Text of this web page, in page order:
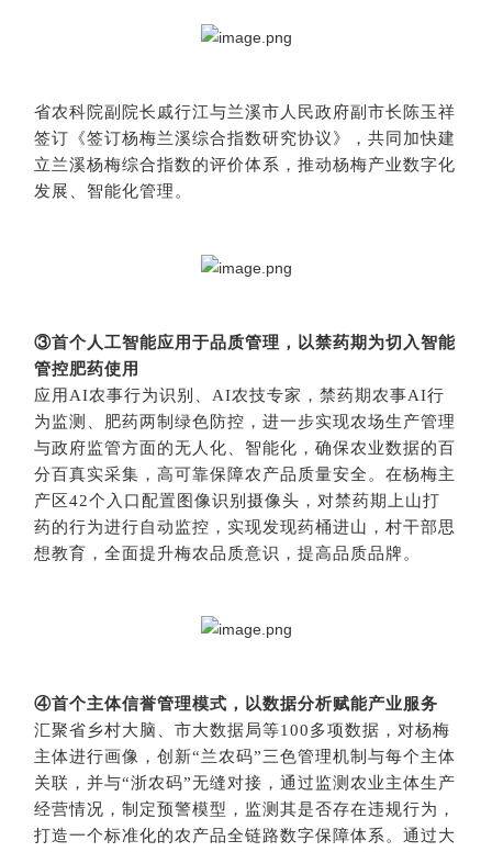
省农科院副院长戚行江与兰溪市人民政府副市长陈玉祥
签订《签订杨梅兰溪综合指数研究协议》，共同加快建
立兰溪杨梅综合指数的评价体系，推动杨梅产业数字化
发展、智能化管理。
③首个人工智能应用于品质管理，以禁药期为切入智能
管控肥药使用
应用AI农事行为识别、AI农技专家，禁药期农事AI行
为监测、肥药两制绿色防控，进一步实现农场生产管理
与政府监管方面的无人化、智能化，确保农业数据的百
分百真实采集，高可靠保障农产品质量安全。在杨梅主
产区42个入口配置图像识别摄像头，对禁药期上山打
药的行为进行自动监控，实现发现药桶进山，村干部思
想教育，全面提升梅农品质意识，提高品质品牌。
④首个主体信誉管理模式，以数据分析赋能产业服务
汇聚省乡村大脑、市大数据局等100多项数据，对杨梅
主体进行画像，创新“兰农码”三色管理机制与每个主体
关联，并与“浙农码”无缝对接，通过监测农业主体生产
经营情况，制定预警模型，监测其是否存在违规行为，
打造一个标准化的农产品全链路数字保障体系。通过大